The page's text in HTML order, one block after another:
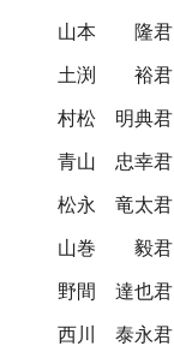
山本 隆君
土渕 裕君
村松 明典君
青山 忠幸君
松永 竜太君
山巻 毅君
野間 達也君
西川 泰永君